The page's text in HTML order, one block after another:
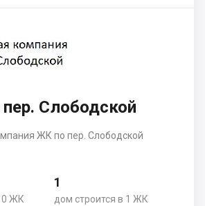
Слободской
ЖК по пер. Слободской
0 ЖК
1
дом строится в 1 ЖК